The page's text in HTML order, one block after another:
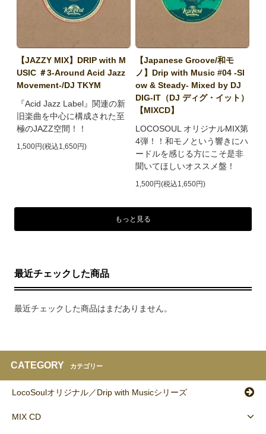
【JAZZY MIX】DRIP with M
USIC ＃3-Around Acid Jazz
Movement-/DJ TKYM
『Acid Jazz Label』関連の新
旧楽曲を中心に構成された至
極のJAZZ空間！！
1,500円(税込1,650円)
【Japanese Groove/和モ
ノ】Drip with Music #04 -Sl
ow & Steady- Mixed by DJ
DIG-IT（DJ ディグ・イット）
【MIXCD】
LOCOSOUL オリジナルMIX第
4弾！！和モノという響きにハ
ードルを感じる方にこそ是非
聞いてほしいオススメ盤！
1,500円(税込1,650円)
もっと見る
最近チェックした商品
最近チェックした商品はまだありません。
CATEGORY カテゴリー
LocoSoulオリジナル／Drip with Musicシリーズ
MIX CD